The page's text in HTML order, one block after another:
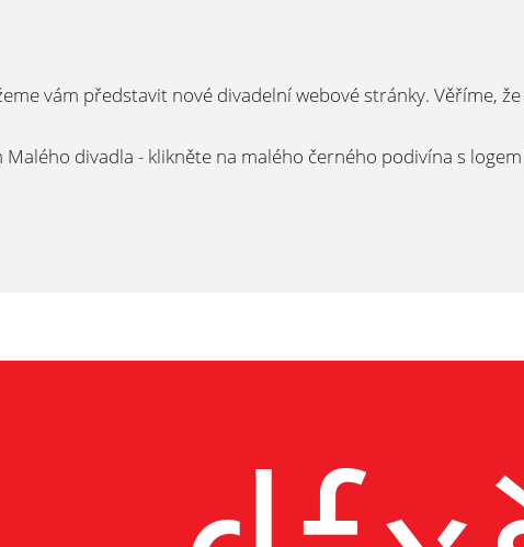
vám představit nové divadelní webové stránky. Věříme,
Malého divadla - klikněte na malého černého podivína s